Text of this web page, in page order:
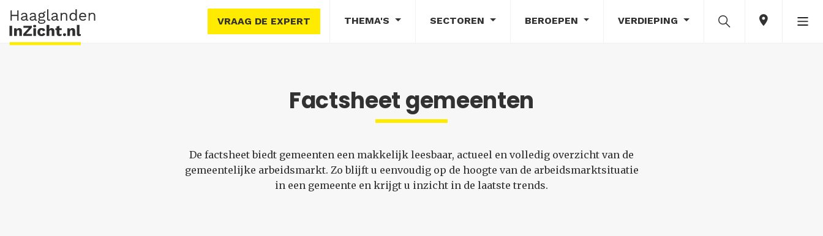
VRAAG DE EXPERT THEMA'S SECTOREN BEROEPEN VERDIEPING
Factsheet gemeenten
De factsheet biedt gemeenten een makkelijk leesbaar, actueel en volledig overzicht van de
gemeentelijke arbeidsmarkt. Zo blijft u eenvoudig op de hoogte van de arbeidsmarktsituatie
in een gemeente en krijgt u inzicht in de laatste trends.